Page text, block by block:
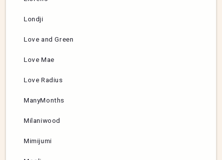
Londji
Love and Green
Love Mae
Love Radius
ManyMonths
Milaniwood
Mimijumi